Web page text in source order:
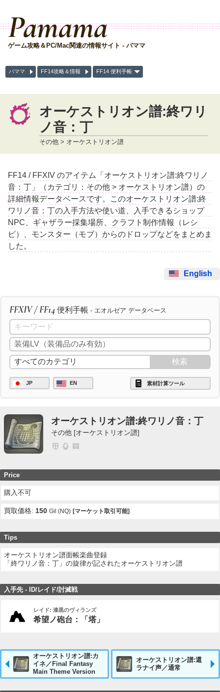
Pamama
ゲーム攻略＆PC/Mac関連の情報サイト - パママ
パママ FF14攻略＆情報 FF14 便利手帳
オーケストリオン譜:終ワリ
ノ音：丁
その他 > オーケストリオン譜
FF14 / FFXIV のアイテム「オーケストリオン譜:終ワリノ
音：丁」（カテゴリ：その他 > オーケストリオン譜）の
詳細情報データベースです。このオーケストリオン譜:終
ワリノ音：丁の入手方法や使い道、入手できるショップ
NPC、ギャザラー採集場所、クラフト制作情報（レシ
ピ）、モンスター（モブ）からのドロップなどをまとめま
した。
English
FFXIV / FF14 便利手帳 - エオルゼア データベース
JP EN 素材計算ツール
オーケストリオン譜:終ワリノ音：丁
その他 [オーケストリオン譜]
Price
購入不可
買取価格:150 Gil (NQ) [マーケット取引可能]
Tips
オーケストリオン譜面帳楽曲登録
「終ワリノ音：丁」の旋律が記されたオーケストリオン譜
入手先 - ID/レイド/討滅戦
レイド: 漆黒のヴィランズ
希望ノ砲台：「塔」
オーケストリオン譜:カ
イネ／Final Fantasy
Main Theme Version
オーケストリオン譜:還
ラナイ声／通常